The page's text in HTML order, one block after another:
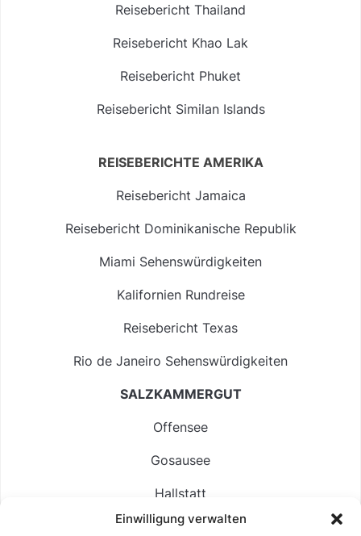
Einwilligung verwalten
Reisebericht Thailand
Reisebericht Khao Lak
Reisebericht Phuket
Reisebericht Similan Islands
REISEBERICHTE AMERIKA
Reisebericht Jamaica
Reisebericht Dominikanische Republik
Miami Sehenswürdigkeiten
Kalifornien Rundreise
Reisebericht Texas
Rio de Janeiro Sehenswürdigkeiten
SALZKAMMERGUT
Offensee
Gosausee
Hallstatt
Langbathsee